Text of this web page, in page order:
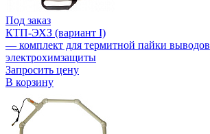
Под заказ
КТП-ЭХЗ (вариант I)
— комплект для термитной пайки выводов
электрохимзащиты
Запросить цену
В корзину